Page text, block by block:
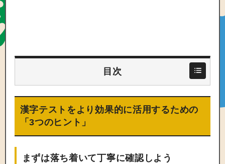
目次
漢字テストをより効果的に活用するための
「3つのヒント」
まずは落ち着いて丁寧に確認しよう